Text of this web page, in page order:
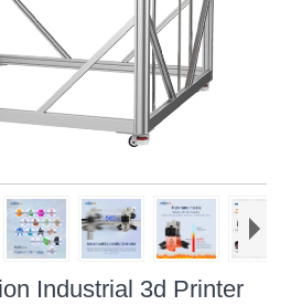
Industrial 3d Printer